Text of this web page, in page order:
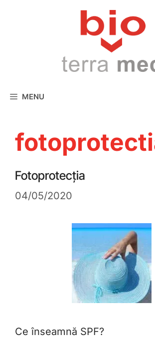
MENU
Fotoprotecția
04/05/2020
Ce înseamnă SPF?